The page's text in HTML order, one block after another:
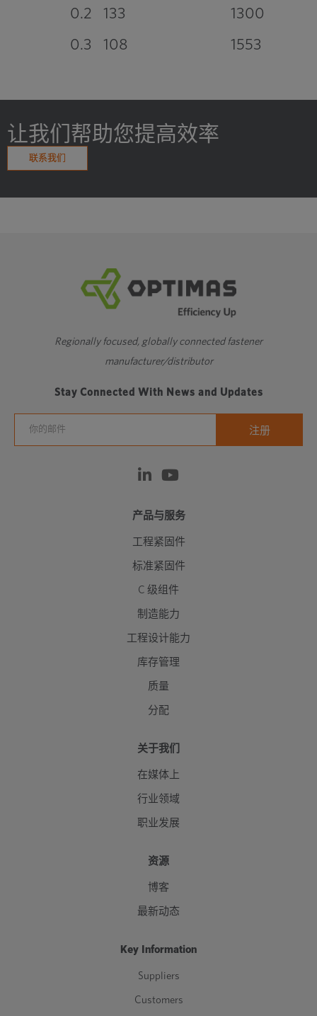
0.2
133
1300
0.3
108 1553
让我们帮助您提高效率
联系我们
Regionally focused, globally connected fastener
manufacturer/distributor
Stay Connected With News and Updates
产品与服务
工程紧固件
标准紧固件
C 级组件
制造能力
工程设计能力
库存管理
质量
分配
关于我们
在媒体上
行业领域
职业发展
资源
博客
最新动态
Key Information
Suppliers
Customers